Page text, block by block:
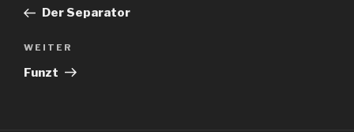
Beitrag
Der Separator
Nächster
Beitrag
WEITER
Funzt